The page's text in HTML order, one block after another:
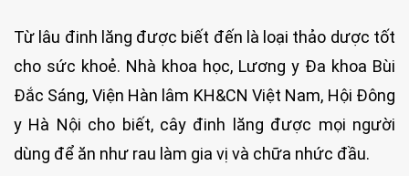
Từ lâu đinh lăng được biết đến là loại thảo dược tốt
cho sức khoẻ. Nhà khoa học, Lương y Đa khoa Bùi
Đắc Sáng, Viện Hàn lâm KH&CN Việt Nam, Hội Đông
y Hà Nội cho biết, cây đinh lăng được mọi người
dùng để ăn như rau làm gia vị và chữa nhức đầu.